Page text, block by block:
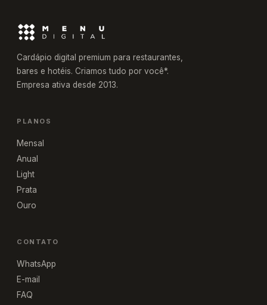
Cardápio digital premium para restaurantes,
bares e hotéis. Criamos tudo por você*.
Empresa ativa desde 2013.
PLANOS
Mensal
Anual
Light
Prata
Ouro
CONTATO
WhatsApp
E-mail
FAQ